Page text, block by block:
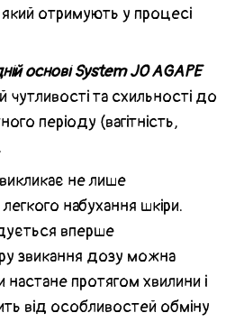
отримують у процесі
основі System JO AGAPE
чутливості та схильності до
періоду (вагітність,
не лише
набухання шкіри.
вперше
звикання дозу можна
протягом хвилини і
від особливостей обміну